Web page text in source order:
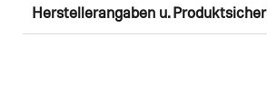
Herstellerangaben u.